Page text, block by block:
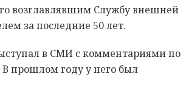
возглавлявшим Службу внешней
за последние 50 лет.
в СМИ с комментариями по
прошлом году у него был